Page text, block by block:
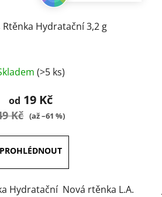
Rtěnka Hydratační 3,2 g
hodnocení
produktu
5
hvězdiček.
(>5 ks)
od 19 Kč
Kč (až –61 %)
Hydratační Nová rtěnka L.A.